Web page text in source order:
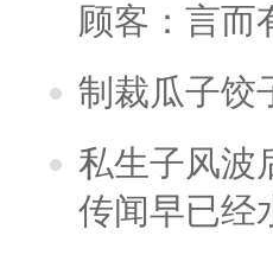
顾客：言而
制裁瓜子饺
私生子风波
传闻早已经